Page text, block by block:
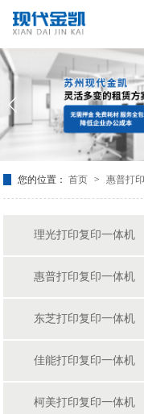
您的位置：首页 > 惠普打
理光打印复印一体机
惠普打印复印一体机
东芝打印复印一体机
佳能打印复印一体机
柯美打印复印一体机